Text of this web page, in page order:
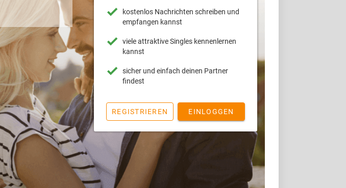
kostenlos Nachrichten schreiben und
empfangen kannst
viele attraktive Singles kennenlernen
kannst
sicher und einfach deinen Partner
findest
REGISTRIEREN EINLOGGEN